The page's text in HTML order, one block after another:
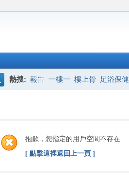
熱搜: 報告 一樓一 樓上骨 足浴保健
抱歉，您指定的用戶空間不存在
[ 點擊這裡返回上一頁 ]